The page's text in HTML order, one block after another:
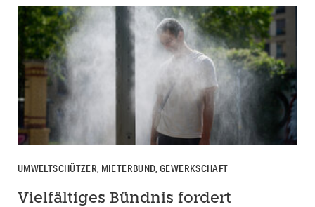
UMWELTSCHÜTZER, MIETERBUND, GEWERKSCHAFT
Vielfältiges Bündnis fordert